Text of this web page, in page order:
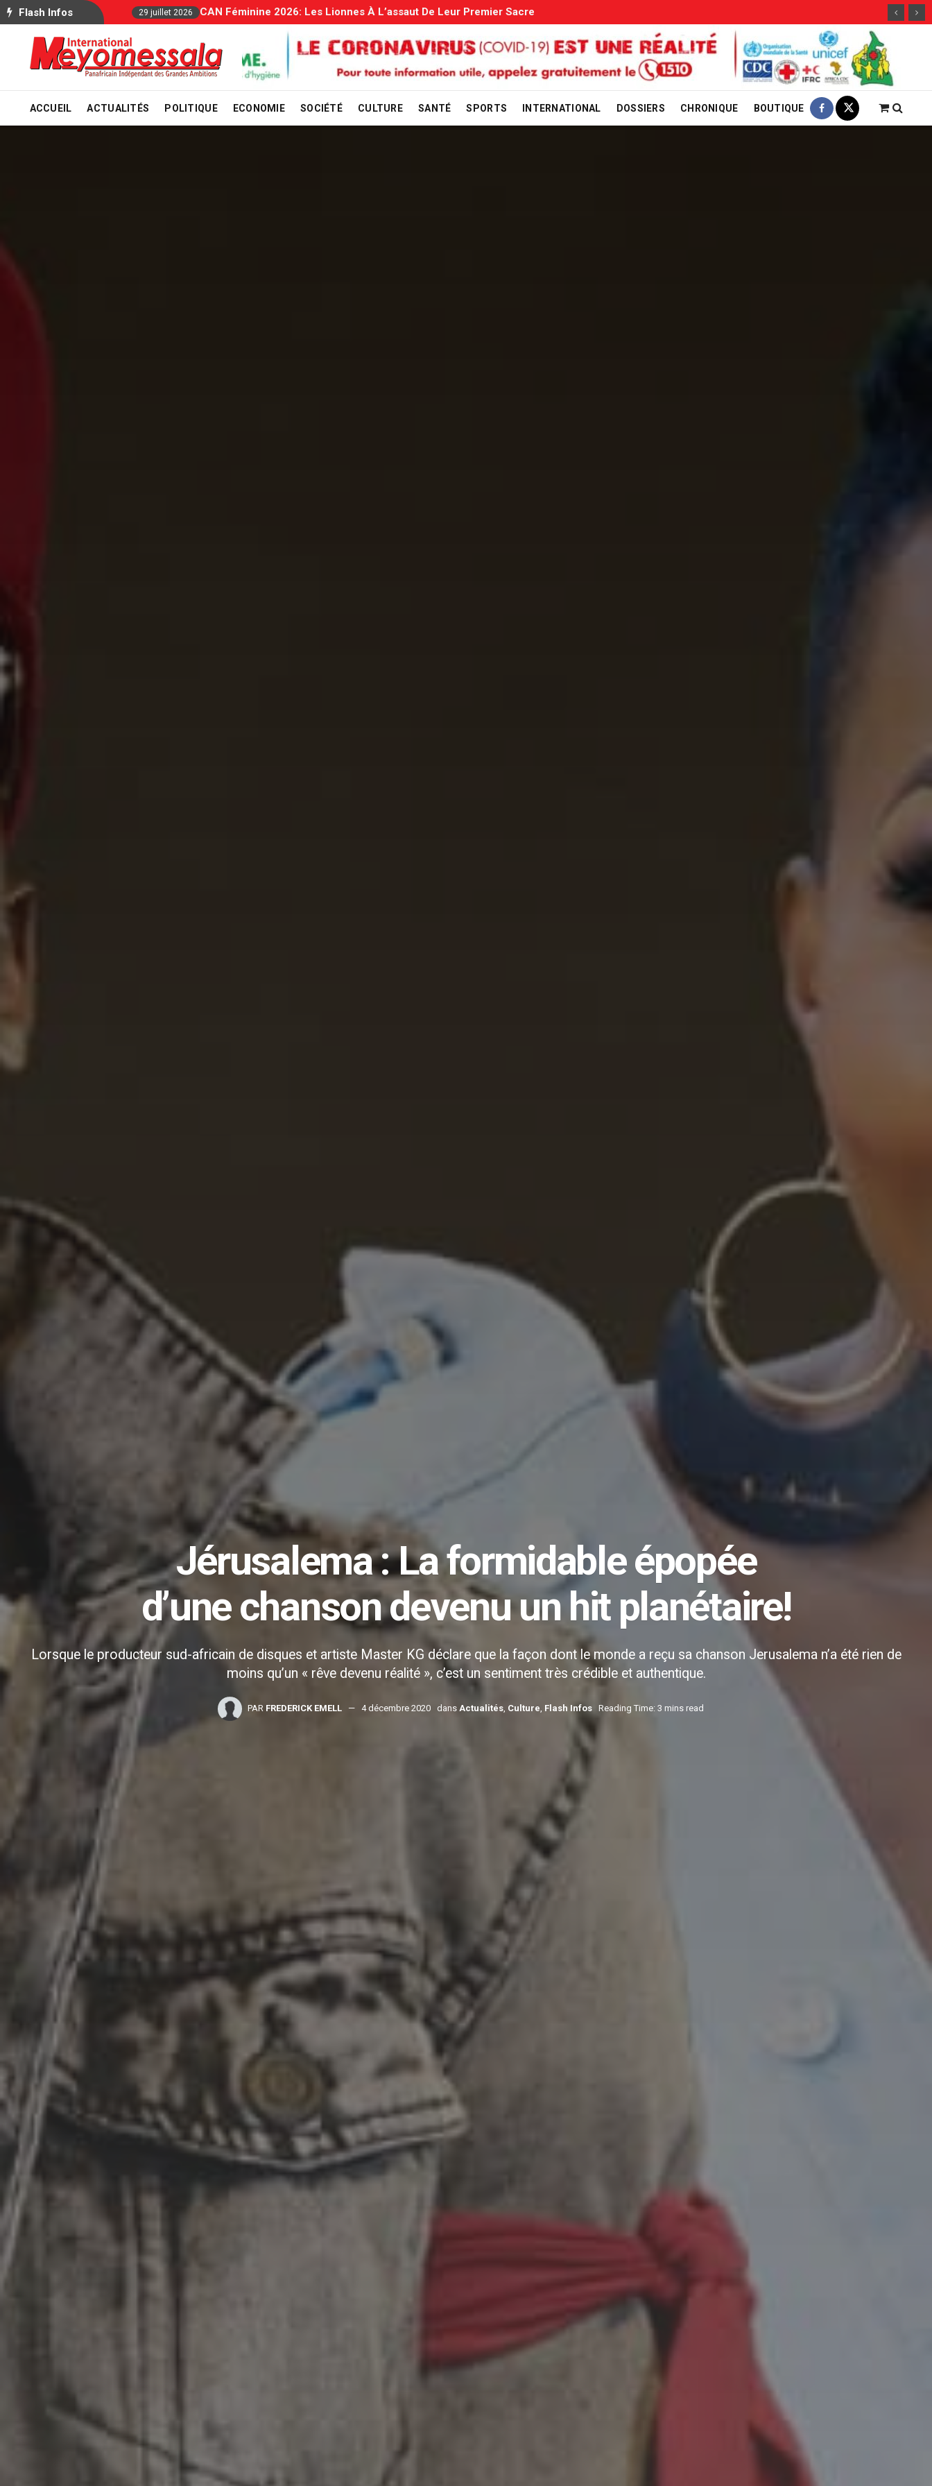
ACCUEIL ACTUALITÉS POLITIQUE ECONOMIE SOCIÉTÉ CULTURE SANTÉ SPORTS INTERNATIONAL DOSSIERS CHRONIQUE BOUTIQUE
Jérusalema : La formidable épopée
d’une chanson devenu un hit planétaire!
Lorsque le producteur sud-africain de disques et artiste Master KG déclare que la façon dont le monde a reçu sa chanson Jerusalema n’a été rien de
moins qu’un « rêve devenu réalité », c’est un sentiment très crédible et authentique.
PAR FREDERICK EMELL 4 décembre 2020 dans Actualités, Culture, Flash Infos Reading Time: 3 mins read
Flash Infos 29 juillet 2026 Allocations Familiales: Le Gouvernement Entame La Vérification 29